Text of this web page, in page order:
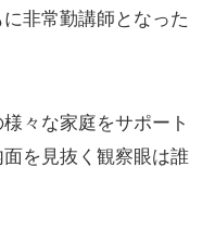
非常勤講師となった
々な家庭をサポート
を見抜く観察眼は誰